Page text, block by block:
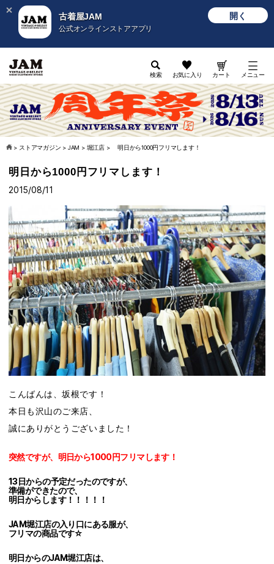
古着屋JAM
公式オンラインストアアプリ
開く
検索 お気に入り カート メニュー
> ストアマガジン > JAM > 堀江店 > 明日から1000円フリマします！
明日から1000円フリマします！
2015/08/11
こんばんは、坂根です！
本日も沢山のご来店、
誠にありがとうございました！
突然ですが、明日から1000円フリマします！
13日からの予定だったのですが、
準備ができたので、
明日からします！！！！！
JAM堀江店の入り口にある服が、
フリマの商品です☆
明日からのJAM堀江店は、